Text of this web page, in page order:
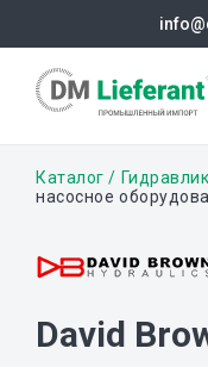
содержанию
Строка
Каталог
насосное
David